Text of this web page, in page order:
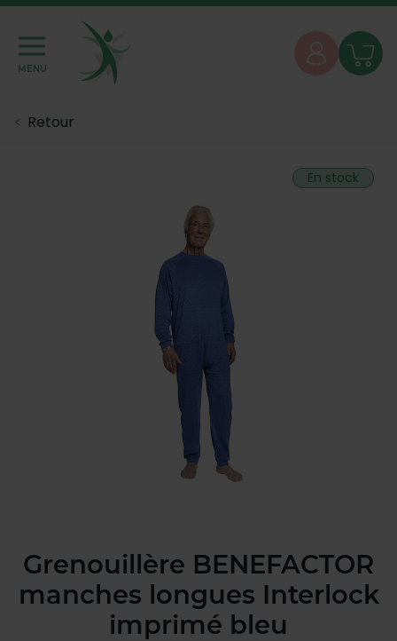
MENU
Retour
En stock
Grenouillère BENEFACTOR
manches longues Interlock
imprimé bleu